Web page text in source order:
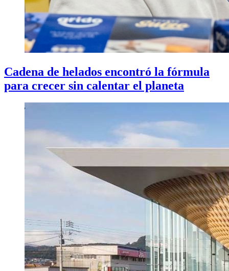
Cadena de helados encontró la fórmula
para crecer sin calentar el planeta